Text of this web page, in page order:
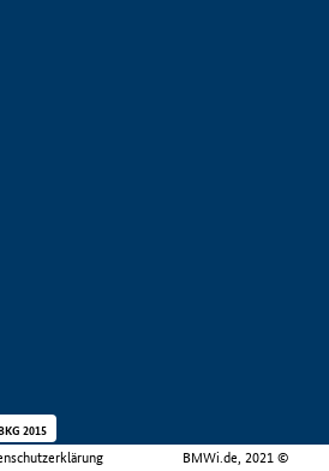
BMWi.de, 2021 ©
2015